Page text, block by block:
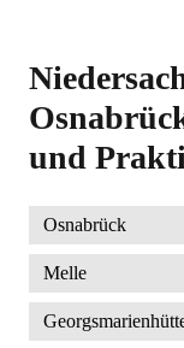
und
Osnabrück
Melle